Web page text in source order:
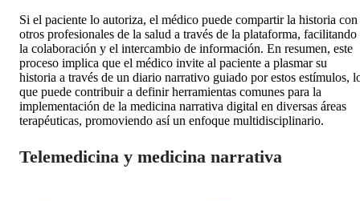
Si el paciente lo autoriza, el médico puede compartir la historia con
otros profesionales de la salud a través de la plataforma, facilitando
la colaboración y el intercambio de información. En resumen, este
proceso implica que el médico invite al paciente a plasmar su
historia a través de un diario narrativo guiado por estos estímulos,
que puede contribuir a definir herramientas comunes para la
implementación de la medicina narrativa digital en diversas áreas
terapéuticas, promoviendo así un enfoque multidisciplinario.
Telemedicina y medicina narrativa